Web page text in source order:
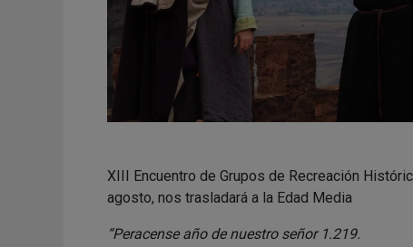
XIII Encuentro de Grupos de Recreación
agosto, nos trasladará a la Edad Media
“Peracense año de nuestro señor 1.219.